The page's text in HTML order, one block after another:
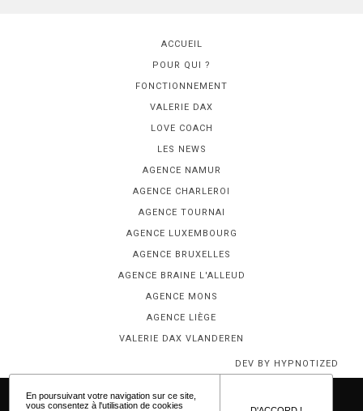
ACCUEIL
POUR QUI ?
FONCTIONNEMENT
VALERIE DAX
LOVE COACH
LES NEWS
AGENCE NAMUR
AGENCE CHARLEROI
AGENCE TOURNAI
AGENCE LUXEMBOURG
AGENCE BRUXELLES
AGENCE BRAINE L'ALLEUD
AGENCE MONS
AGENCE LIÈGE
VALERIE DAX VLANDEREN
DEV BY HYPNOTIZED
En poursuivant votre navigation sur ce site,
vous consentez à l'utilisation de cookies